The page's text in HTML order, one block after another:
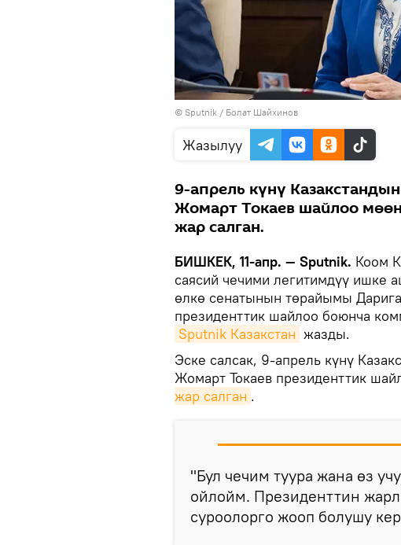
© Sputnik / Болат Шайхинов
Жазылуу
9-апрель күнү
Жомарт Токаев шайлоо
жар салган.
БИШКЕК, 11-апр. — Sputnik. Коом
саясий чечими легитимдүү ишке
өлкө сенатынын төрайымы
президенттик шайлоо боюнча
Sputnik Казакстан жазды.
Эске салсак, 9-апрель күнү
Жомарт Токаев президенттик
жар салган .
"Бул чечим туура жана өз
ойлойм. Президенттин
суроолорго жооп болушу